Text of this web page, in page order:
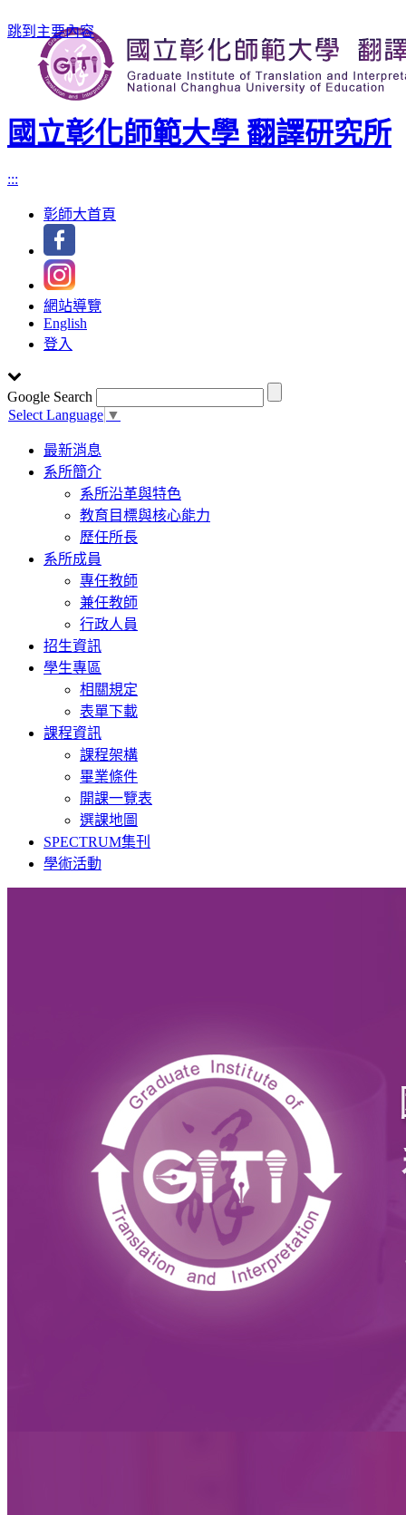
跳到主要內容
國立彰化師範大學 翻譯研究所
:::
彰師大首頁
網站導覽
English
登入
Google Search
Select Language ▼
Toggle
navigation
最新消息
系所簡介
系所沿革與特色
教育目標與核心能力
歷任所長
系所成員
專任教師
兼任教師
行政人員
招生資訊
學生專區
相關規定
表單下載
課程資訊
課程架構
畢業條件
開課一覽表
選課地圖
SPECTRUM集刊
學術活動